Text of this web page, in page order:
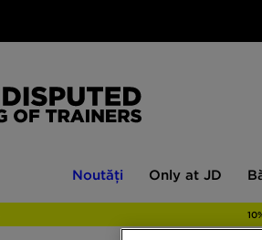
Noutăți
JD
Only at JD